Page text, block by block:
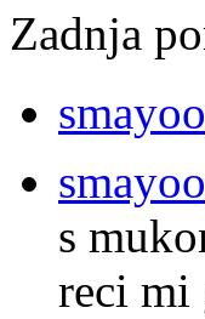
Zadnja
smayoo
smayoo
s
reci mi